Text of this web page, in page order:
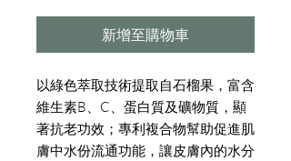
新增至購物車
以綠色萃取技術提取自石榴果，富含
維生素B、C、蛋白質及礦物質，顯
著抗老功效；專利複合物幫助促進肌
膚中水份流通功能，讓皮膚內的水分